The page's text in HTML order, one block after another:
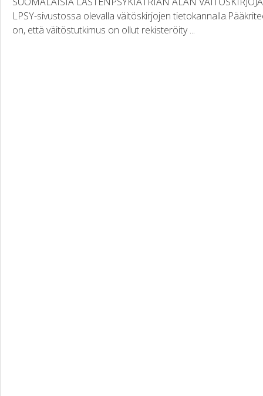
LPSY-sivustossa olevalla väitöskirjojen
on, että väitöstutkimus on ollut rekisteröity ...